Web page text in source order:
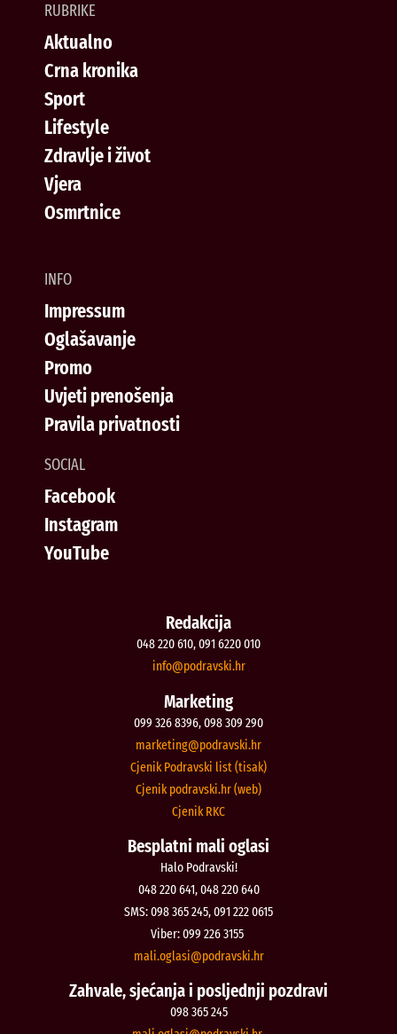
RUBRIKE
Aktualno
Crna kronika
Sport
Lifestyle
Zdravlje i život
Vjera
Osmrtnice
INFO
Impressum
Oglašavanje
Promo
Uvjeti prenošenja
Pravila privatnosti
SOCIAL
Facebook
Instagram
YouTube
Redakcija
048 220 610, 091 6220 010
rh.iksvardop
@ofni
Marketing
099 326 8396, 098 309 290
rh.iksvardop
@gnitekram
Cjenik Podravski list (tisak)
Cjenik podravski.hr (web)
Cjenik RKC
Besplatni mali oglasi
Halo Podravski!
048 220 641, 048 220 640
SMS: 098 365 245, 091 222 0615
Viber: 099 226 3155
rh.iksvardop
@isalgo.ilam
Zahvale, sjećanja i posljednji pozdravi
098 365 245